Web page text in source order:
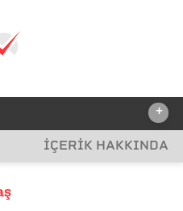
+
Yaşarız Araştırması
İÇERİK HAKKINDA